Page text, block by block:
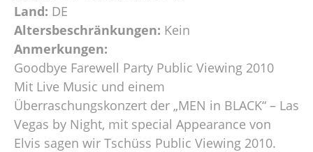
Land: DE
Altersbeschränkungen: Kein
Anmerkungen:
Goodbye Farewell Party Public Viewing 2010
Mit Live Music und einem
Überraschungskonzert der „MEN in BLACK“ – Las
Vegas by Night, mit special Appearance von
Elvis sagen wir Tschüss Public Viewing 2010.